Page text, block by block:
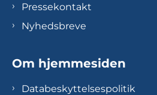
Pressekontakt
Nyhedsbreve
Om hjemmesiden
Databeskyttelsespolitik